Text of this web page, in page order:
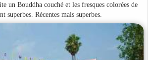
un Bouddha couché et les fresques colorées de
superbes. Récentes mais superbes.